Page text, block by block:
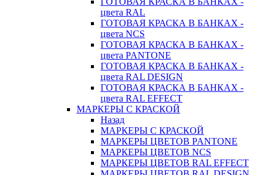
цвета RAL
ГОТОВАЯ КРАСКА В БАНКАХ -
цвета NCS
ГОТОВАЯ КРАСКА В БАНКАХ -
цвета PANTONE
ГОТОВАЯ КРАСКА В БАНКАХ -
цвета RAL DESIGN
ГОТОВАЯ КРАСКА В БАНКАХ -
цвета RAL EFFECT
МАРКЕРЫ С КРАСКОЙ
Назад
МАРКЕРЫ С КРАСКОЙ
МАРКЕРЫ ЦВЕТОВ PANTONE
МАРКЕРЫ ЦВЕТОВ NCS
МАРКЕРЫ ЦВЕТОВ RAL EFFECT